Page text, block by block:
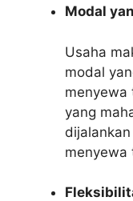
Modal
Usaha
modal
menyewa
yang
menyewa